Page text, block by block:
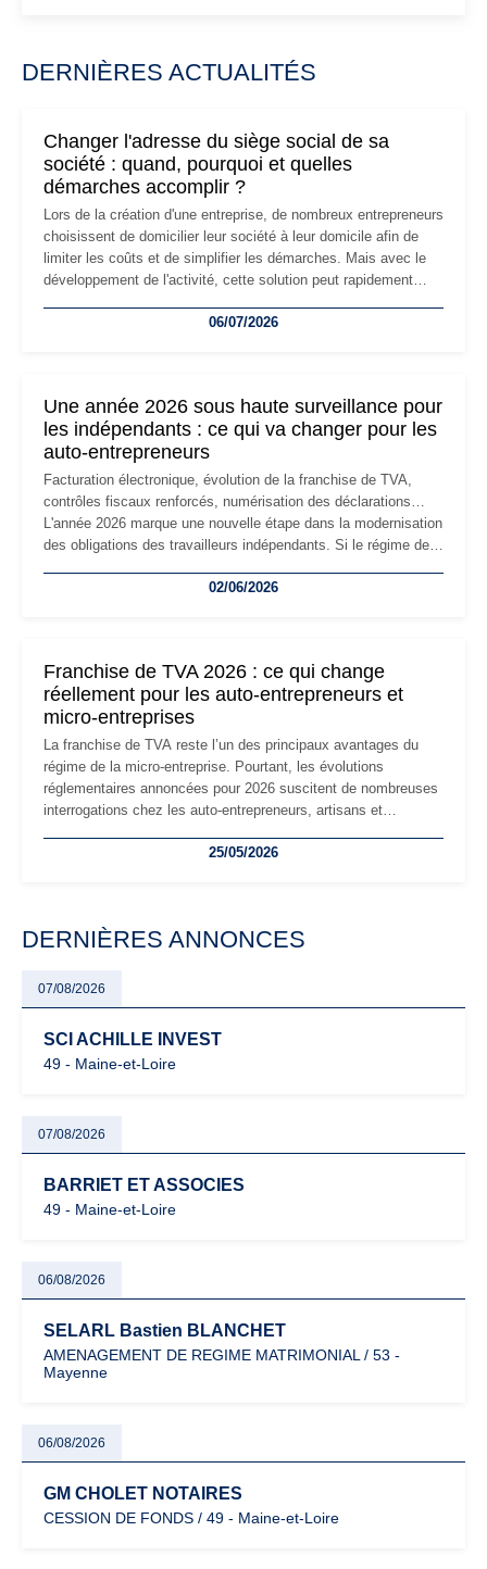
DERNIÈRES ACTUALITÉS
Changer l'adresse du siège social de sa
société : quand, pourquoi et quelles
démarches accomplir ?
Lors de la création d'une entreprise, de nombreux entrepreneurs
choisissent de domicilier leur société à leur domicile afin de
limiter les coûts et de simplifier les démarches. Mais avec le
développement de l'activité, cette solution peut rapidement
professionnels, recrutement, image de marque… Le
06/07/2026
Une année 2026 sous haute surveillance pour
les indépendants : ce qui va changer pour les
auto-entrepreneurs
Facturation électronique, évolution de la franchise de TVA,
contrôles fiscaux renforcés, numérisation des déclarations…
L'année 2026 marque une nouvelle étape dans la modernisation
des obligations des travailleurs indépendants. Si le régime de
les auto-entrepreneurs devront s'adapter à un environnement
02/06/2026
Franchise de TVA 2026 : ce qui change
réellement pour les auto-entrepreneurs et
micro-entreprises
La franchise de TVA reste l’un des principaux avantages du
régime de la micro-entreprise. Pourtant, les évolutions
réglementaires annoncées pour 2026 suscitent de nombreuses
interrogations chez les auto-entrepreneurs, artisans et
facturation ou risque de bascule vers la TVA : les règles
25/05/2026
DERNIÈRES ANNONCES
07/08/2026
SCI ACHILLE INVEST
49 - Maine-et-Loire
07/08/2026
BARRIET ET ASSOCIES
49 - Maine-et-Loire
06/08/2026
SELARL Bastien BLANCHET
AMENAGEMENT DE REGIME MATRIMONIAL / 53 -
Mayenne
06/08/2026
GM CHOLET NOTAIRES
CESSION DE FONDS / 49 - Maine-et-Loire